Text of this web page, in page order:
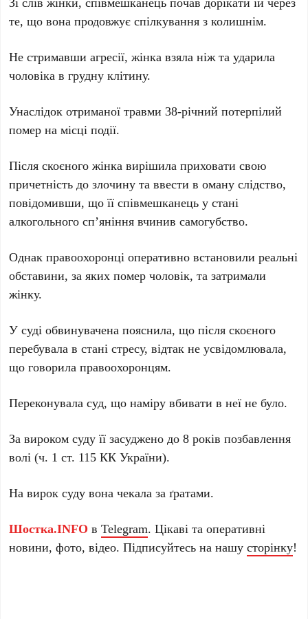
те, що вона продовжує спілкування з колишнім.
Не стримавши агресії, жінка взяла ніж та ударила
чоловіка в грудну клітину.
Унаслідок отриманої травми 38-річний потерпілий
помер на місці події.
Після скоєного жінка вирішила приховати свою
причетність до злочину та ввести в оману слідство,
повідомивши, що її співмешканець у стані
алкогольного сп’яніння вчинив самогубство.
Однак правоохоронці оперативно встановили реальні
обставини, за яких помер чоловік, та затримали
жінку.
У суді обвинувачена пояснила, що після скоєного
перебувала в стані стресу, відтак не усвідомлювала,
що говорила правоохоронцям.
Переконувала суд, що наміру вбивати в неї не було.
За вироком суду її засуджено до 8 років позбавлення
волі (ч. 1 ст. 115 КК України).
На вирок суду вона чекала за ґратами.
Шостка.INFO вTelegram. Цікаві та оперативні
новини, фото, відео. Підписуйтесь на нашусторінку!